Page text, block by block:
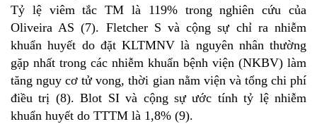
Tỷ lệ viêm tắc TM là 119% trong nghiên cứu của
Oliveira AS (7). Fletcher S và cộng sự chỉ ra nhiễm
khuẩn huyết do đặt KLTMNV là nguyên nhân thường
gặp nhất trong các nhiễm khuẩn bệnh viện (NKBV) làm
tăng nguy cơ tử vong, thời gian nằm viện và tổng chi phí
điều trị (8). Blot SI và cộng sự ước tính tỷ lệ nhiễm
khuẩn huyết do TTTM là 1,8% (9).